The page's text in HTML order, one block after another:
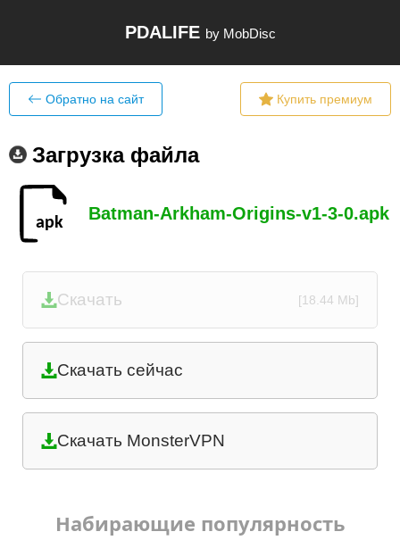
PDALIFE by MobDisc
Обратно на сайт Купить премиум
Загрузка файла
Batman-Arkham-Origins-v1-3-0.apk
Скачать [18.44 Mb]
Скачать сейчас
Скачать MonsterVPN
Набирающие популярность